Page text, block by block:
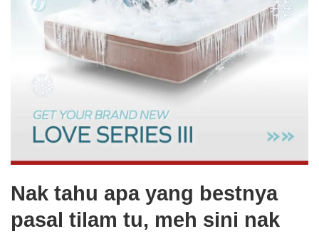
Nak tahu apa yang bestnya
pasal tilam tu, meh sini nak